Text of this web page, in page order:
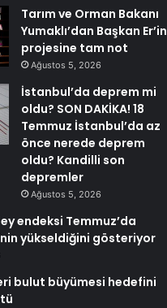
Tarım ve Orman Bakanı
Yumaklı’dan Başkan Er’in
projesine tam not
Ağustos 5, 2026
İstanbul’da deprem mi
oldu? SON DAKİKA! 18
Temmuz İstanbul’da az
önce nerede deprem
oldu? Kandilli son
depremler
Ağustos 5, 2026
endeksi Temmuz’da
yükseldiğini gösteriyor
bulut büyümesi hedefini